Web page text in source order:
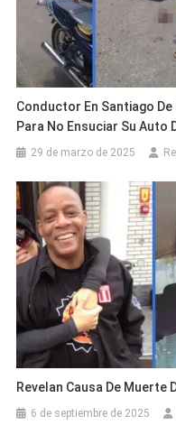
Conductor En Santiago De
Para No Ensuciar Su Auto
29 de marzo de 2025
Revelan Causa De Muerte
6 de septiembre de 2025